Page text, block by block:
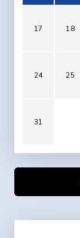
17 18
24 25
31